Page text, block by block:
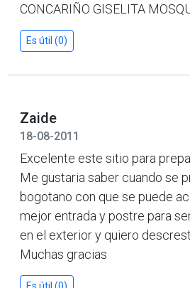
CONCARIÑO GISELITA
Es útil (0)
Zaide
18-08-2011
Excelente este sitio para
Me gustaria saber cuando se
bogotano con que se puede
mejor entrada y postre para
en el exterior y quiero
Muchas gracias